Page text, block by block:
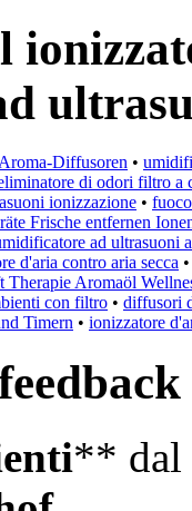
Aroma-Diffusoren •
di odori filtro a
ionizzazione •
Frische entfernen
ad ultrasuoni
d'aria contro aria secca
Therapie Aromaöl
con filtro • diffusori
Timern • ionizzatore
** dal